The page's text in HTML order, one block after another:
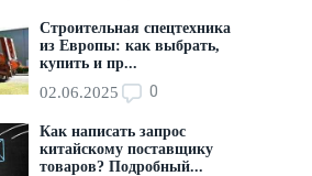
Строительная спецтехника
из Европы: как выбрать,
купить и пр...
02.06.2025 0
Как написать запрос
китайскому поставщику
товаров? Подробный...